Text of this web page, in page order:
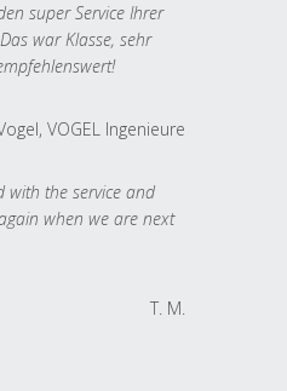
super Service Ihrer
war Klasse, sehr
VOGEL Ingenieure
with the service and
when we are next
T. M.